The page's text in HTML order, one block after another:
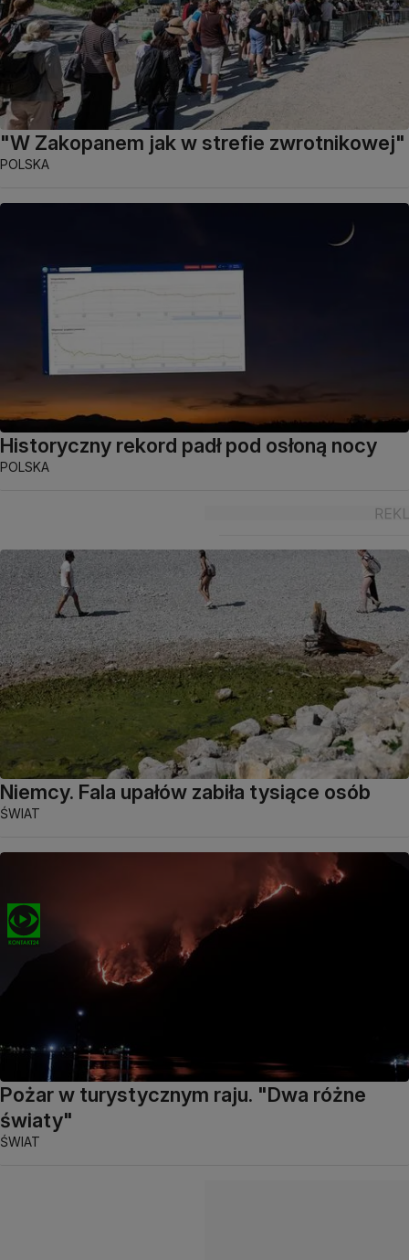
"W Zakopanem jak w strefie zwrotnikowej"
POLSKA
Historyczny rekord padł pod osłoną nocy
POLSKA
Niemcy. Fala upałów zabiła tysiące osób
ŚWIAT
Pożar w turystycznym raju. "Dwa różne
światy"
ŚWIAT